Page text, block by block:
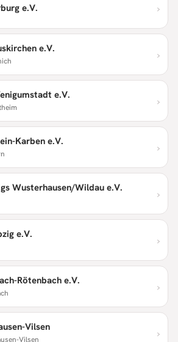
e.V. ›
e.V. ›
e.V. ›
Karben e.V. ›
Wusterhausen/Wildau e.V. ›
e.V. ›
Rötenbach e.V. ›
Vilsen
Vilsen ›